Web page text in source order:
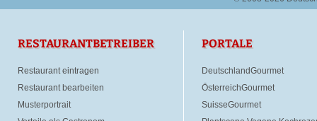
RESTAURANTBETREIBER
Restaurant eintragen
Restaurant bearbeiten
Musterportrait
PORTALE
DeutschlandGourmet
ÖsterreichGourmet
SuisseGourmet